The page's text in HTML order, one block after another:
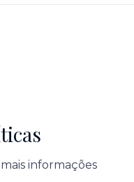
informações